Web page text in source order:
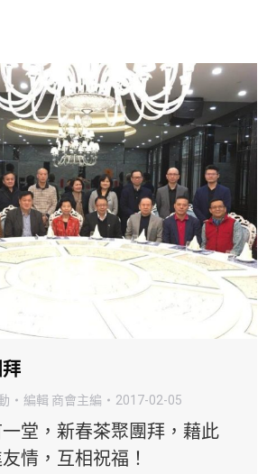
編輯 商會主編 2017-02-05
堂，新春茶聚團拜，藉此
情，互相祝福！